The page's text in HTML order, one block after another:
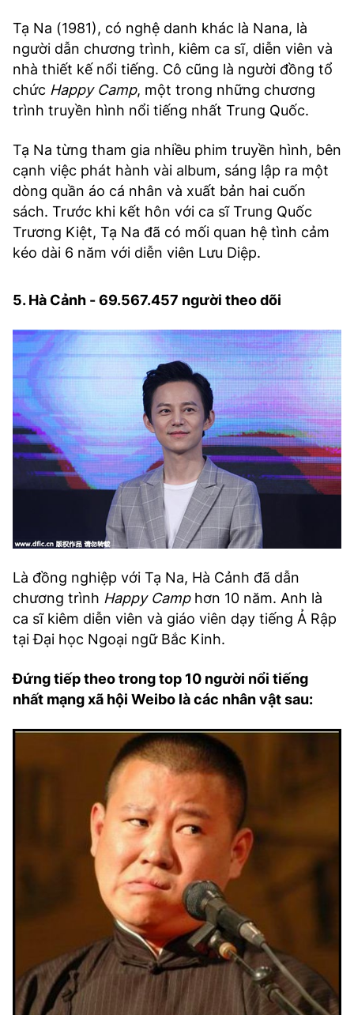
Tạ Na (1981), có nghệ danh khác là Nana, là
người dẫn chương trình, kiêm ca sĩ, diễn viên và
nhà thiết kế nổi tiếng. Cô cũng là người đồng tổ
chức Happy Camp, một trong những chương
trình truyền hình nổi tiếng nhất Trung Quốc.
Tạ Na từng tham gia nhiều phim truyền hình, bên
cạnh việc phát hành vài album, sáng lập ra một
dòng quần áo cá nhân và xuất bản hai cuốn
sách. Trước khi kết hôn với ca sĩ Trung Quốc
Trương Kiệt, Tạ Na đã có mối quan hệ tình cảm
kéo dài 6 năm với diễn viên Lưu Diệp.
5. Hà Cảnh - 69.567.457 người theo dõi
Là đồng nghiệp với Tạ Na, Hà Cảnh đã dẫn
chương trình Happy Camphơn 10 năm. Anh là
ca sĩ kiêm diễn viên và giáo viên dạy tiếng Ả Rập
tại Đại học Ngoại ngữ Bắc Kinh.
Đứng tiếp theo trong top 10 người nổi tiếng
nhất mạng xã hội Weibo là các nhân vật sau: